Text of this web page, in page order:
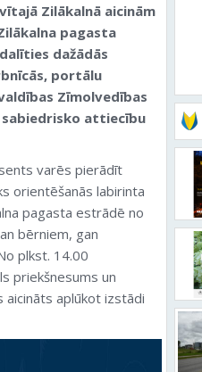
Zilākalnā aicinām
pagasta
dažādās
portālu
Zīmolvedības
sabiedrisko attiecību
varēs pierādīt
orientēšanās labirinta
pagasta estrādē no
bērniem, gan
plkst. 14.00
priekšnesums un
aicināts aplūkot izstādi